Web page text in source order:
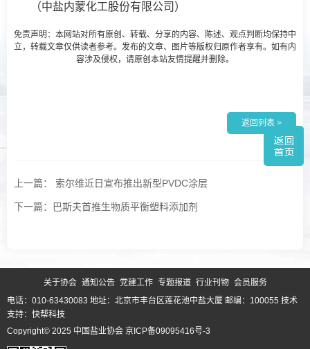
（中盐内蒙化工股份有限公司）
免责声明：本网站对所有原创、转载、分享的内容、陈述、观点判断均保持中
立，转载文章仅供读者参考。发布的文章、图片等版权归原作者享有。如有内
容涉及侵权，请原创本站友情提醒并删除。
返回列表 >
上一篇： 索尔维近日宣布推出新型PVDC涂层
下一篇：巴斯夫首推生物质平衡塑料添加剂
关于协会 通知公告 党建工作 专题报道 行业刊物 会员服务
电话：010-63430083 地址：北京市丰台区莲花池中盐大厦 邮编：100055 技术
支持：快帮科技
Copyright© 2025 中国盐业协会 京ICP备09095416号-3